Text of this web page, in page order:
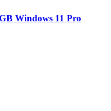
Windows 11 Pro